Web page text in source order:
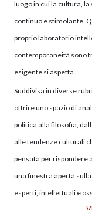
luogo in cui la cultura,
continuo e stimolante.
proprio laboratorio
contemporaneità sono
esigente si aspetta.
Suddivisa in diverse
offrire uno spazio di
politica alla filosofia,
alle tendenze culturali
pensata per rispondere
una finestra aperta
esperti, intellettuali e